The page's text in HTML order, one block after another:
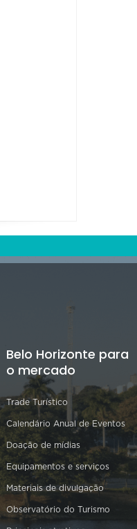
Belo Horizonte para
o mercado
Trade Turístico
Calendário Anual de Eventos
Doação de mídias
Equipamentos e serviços
Materiais de divulgação
Observatório do Turismo